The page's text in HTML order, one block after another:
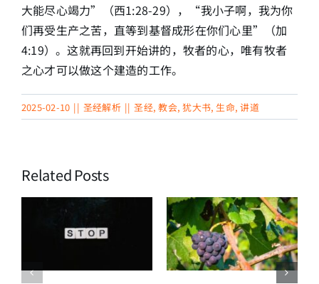
大能尽心竭力”（西1:28-29），“我小子啊，我为你
们再受生产之苦，直等到基督成形在你们心里”（加
4:19）。这就再回到开始讲的，牧者的心，唯有牧者
之心才可以做这个建造的工作。
2025-02-10 || 圣经解析 || 圣经,教会,犹大书, 生命,讲道
Related Posts